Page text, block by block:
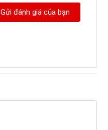
Gửi đánh giá của bạn